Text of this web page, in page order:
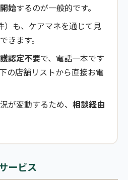
始するのが一般的です。
）も、ケアマネを通じて見
きます。
認定不要で、電話一本です
の店舗リストから直接お電
が変動するため、 相談経由
ービス